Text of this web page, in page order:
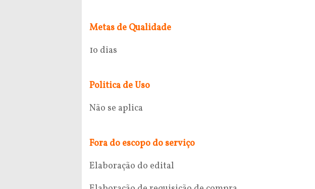
Metas de Qualidade
1o dias
Politica de Uso
Não se aplica
Fora do escopo do serviço
Elaboração do edital